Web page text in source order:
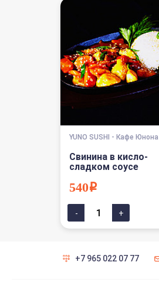
YUNO SUSHI - Кафе Юнона
Свинина в кисло-
сладком соусе
540i
+7 965 022 07 77